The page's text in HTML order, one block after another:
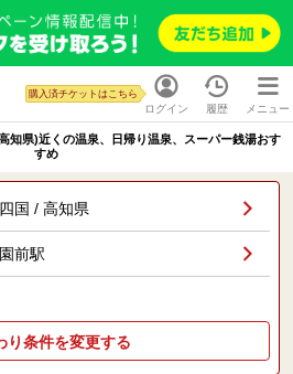
ログイン
購入済チケットはこちら
履歴 メニュー
知県)近くの温泉、日帰り温泉、スーパー銭湯おす
すめ
国 / 高知県
前駅
り条件を変更する